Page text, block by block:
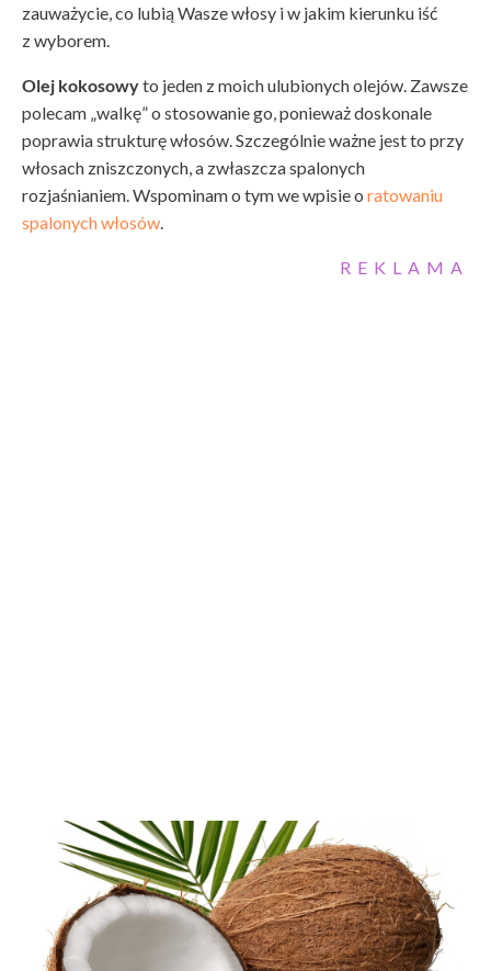
zauważycie, co lubią Wasze włosy i w jakim kierunku iść
z wyborem.
Olej kokosowyto jeden z moich ulubionych olejów. Zawsze
polecam „walkę” o stosowanie go, ponieważ doskonale
poprawia strukturę włosów. Szczególnie ważne jest to przy
włosach zniszczonych, a zwłaszcza spalonych
rozjaśnianiem. Wspominam o tym we wpisie o ratowaniu
spalonych włosów.
REKLAMA